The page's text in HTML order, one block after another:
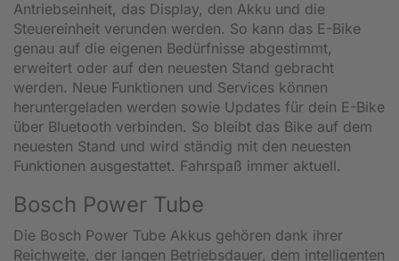
Antriebseinheit, das Display, den Akku und die
Steuereinheit verunden werden. So kann das E-Bike
genau auf die eigenen Bedürfnisse abgestimmt,
erweitert oder auf den neuesten Stand gebracht
werden. Neue Funktionen und Services können
heruntergeladen werden sowie Updates für dein E-Bike
über Bluetooth verbinden. So bleibt das Bike auf dem
neuesten Stand und wird ständig mit den neuesten
Funktionen ausgestattet. Fahrspaß immer aktuell.
Bosch Power Tube
Die Bosch Power Tube Akkus gehören dank ihrer
Reichweite, der langen Betriebsdauer, dem intelligenten